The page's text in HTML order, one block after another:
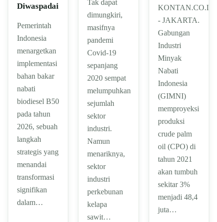
Diwaspadai
Pemerintah
Indonesia
menargetkan
implementasi
bahan bakar
nabati
biodiesel B50
pada tahun
2026, sebuah
langkah
strategis yang
menandai
transformasi
signifikan
dalam…
Tak dapat
dimungkiri,
masifnya
pandemi
Covid-19
sepanjang
2020 sempat
melumpuhkan
sejumlah
sektor
industri.
Namun
menariknya,
sektor
industri
perkebunan
kelapa
sawit…
KONTAN.CO.ID
- JAKARTA.
Gabungan
Industri
Minyak
Nabati
Indonesia
(GIMNI)
memproyeksi
produksi
crude palm
oil (CPO) di
tahun 2021
akan tumbuh
sekitar 3%
menjadi 48,4
juta…